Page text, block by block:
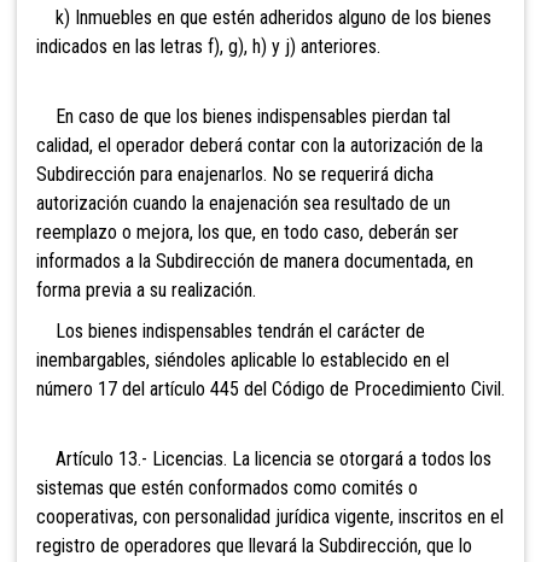
k) Inmuebles en que estén adheridos alguno de los bienes
indicados en las letras f), g), h) y j) anteriores.
En caso de que los bienes indispensables pierdan tal
calidad, el operador deberá contar con la autorización de la
Subdirección para enajenarlos. No se requerirá dicha
autorización cuando la enajenación sea resultado de un
reemplazo o mejora, los que, en todo caso, deberán ser
informados a la Subdirección de manera documentada, en
forma previa a su realización.
Los bienes indispensables tendrán el carácter de
inembargables, siéndoles aplicable lo establecido en el
número 17 del artículo 445 del Código de Procedimiento Civil.
Artículo 13.- Licencias. La licencia se otorgará a todos los
sistemas que estén conformados como comités o
cooperativas, con personalidad jurídica vigente, inscritos en el
registro de operadores que llevará la Subdirección, que lo